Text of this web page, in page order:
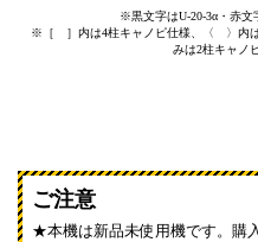
※黒文字はU-20-3α・赤文
※［ ］内は4柱キャノピ仕様、〈 〉内
みは2柱キャノ
ご注意
本機は新品未使用機です。購